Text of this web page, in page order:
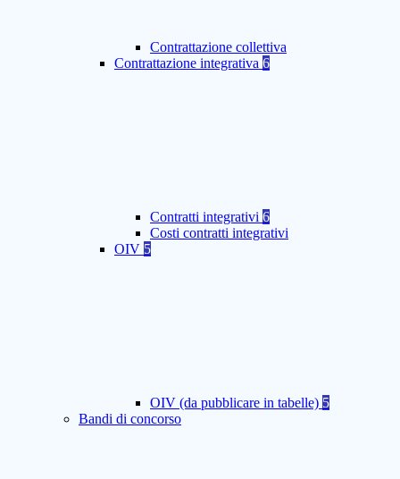
Contrattazione collettiva
Contrattazione integrativa 6
Contratti integrativi 6
Costi contratti integrativi
OIV 5
OIV (da pubblicare in tabelle) 5
Bandi di concorso